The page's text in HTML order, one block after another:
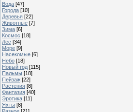
Вода [47]
Города [10]
Деревья [22]
Животные [7]
Зима [6]
Космос [18]
Лес [34]
Море [9]
Насекомые [6]
Небо [18]
Новый год [115]
Пальмы [18]
Пейзаж [22]
Растения [8]
Фантазия [40]
Эротика [11]
Яхты [8]